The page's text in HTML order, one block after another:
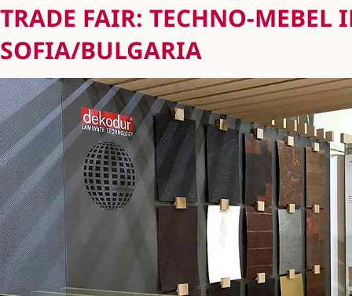
TRADE FAIR: TECHNO-MEBEL
SOFIA/BULGARIA